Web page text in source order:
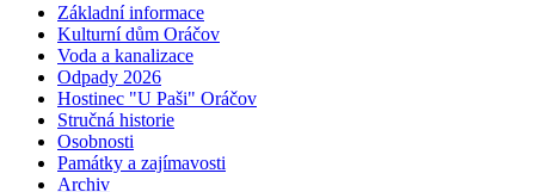
Základní informace
Kulturní dům Oráčov
Voda a kanalizace
Odpady 2026
Hostinec "U Paši" Oráčov
Stručná historie
Osobnosti
Památky a zajímavosti
Archiv